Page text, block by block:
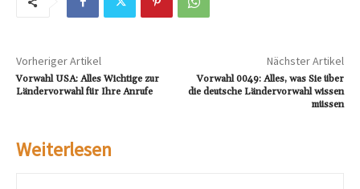
Vorheriger Artikel
Vorwahl USA: Alles Wichtige zur
Ländervorwahl für Ihre Anrufe
Nächster Artikel
Vorwahl 0049: Alles, was Sie über
die deutsche Ländervorwahl wissen
müssen
Weiterlesen